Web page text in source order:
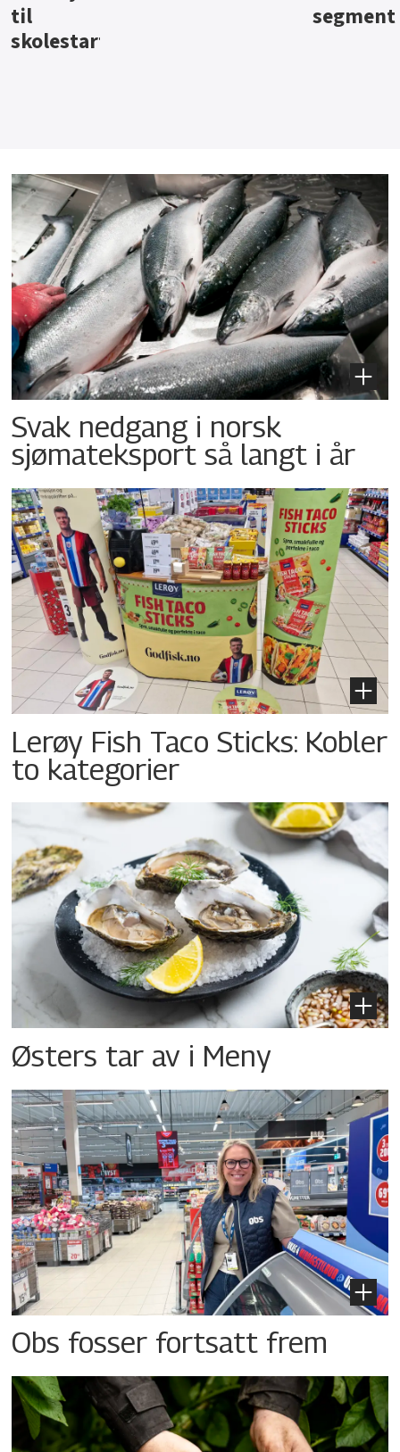
Svak nedgang i norsk
sjømateksport så langt i år
Lerøy Fish Taco Sticks: Kobler
to kategorier
Østers tar av i Meny
Obs fosser fortsatt frem